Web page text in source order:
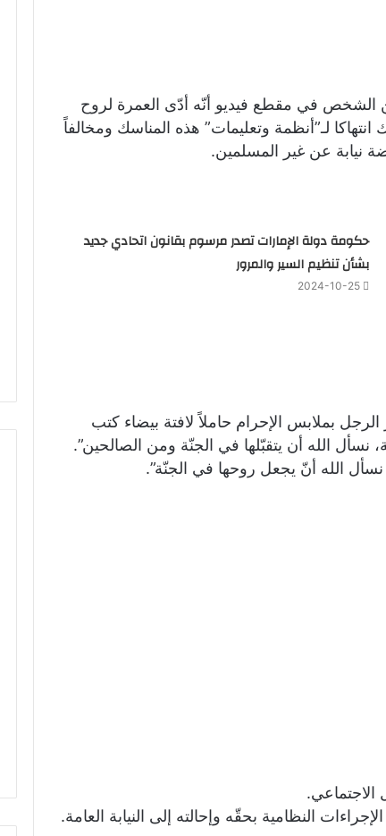
الشخص في مقطع فيديو أنّه أدّى العمرة لروح
انتهاكا لـ”أنظمة وتعليمات” هذه المناسك ومخالفاً
نيابة عن غير المسلمين.
حكومة دولة الإمارات تصدر مرسوم بقانون اتحادي جديد
بشأن تنظيم السير والمرور
2024-10-25
ومدّته لا تتجاوز 20 ثانية، ظهر الرجل بملابس الإحرام حاملاً لافتة بيضاء كتب
نسأل الله أن يتقبّلها في الجنّة ومن الصالحين”.
الله أنّ يجعل روحها في الجنّة”.
الاجتماعي.
النظامية بحقّه وإحالته إلى النيابة العامة.